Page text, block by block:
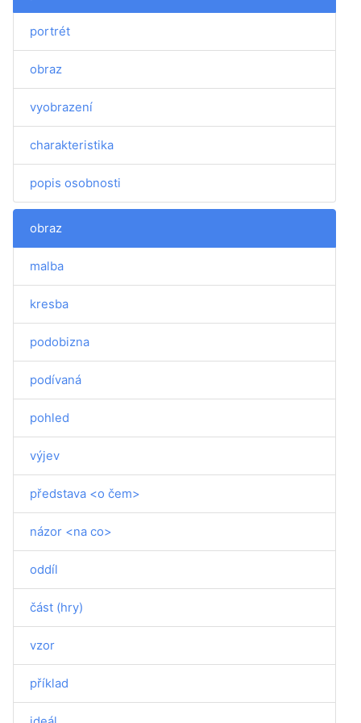
portrét
obraz
vyobrazení
charakteristika
popis osobnosti
obraz
malba
kresba
podobizna
podívaná
pohled
výjev
představa <o čem>
názor <na co>
oddíl
část (hry)
vzor
příklad